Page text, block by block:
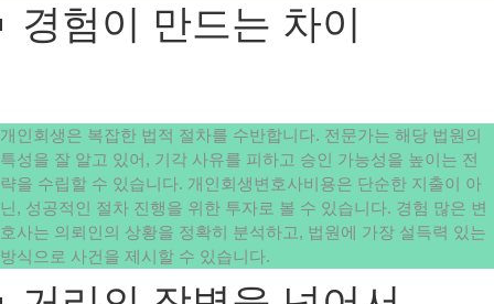
경험이 만드는 차이
개인회생은 복잡한 법적 절차를 수반합니다. 전문가는 해당 법원의
특성을 잘 알고 있어, 기각 사유를 피하고 승인 가능성을 높이는 전
략을 수립할 수 있습니다. 개인회생변호사비용은 단순한 지출이 아
닌, 성공적인 절차 진행을 위한 투자로 볼 수 있습니다. 경험 많은 변
호사는 의뢰인의 상황을 정확히 분석하고, 법원에 가장 설득력 있는
방식으로 사건을 제시할 수 있습니다.